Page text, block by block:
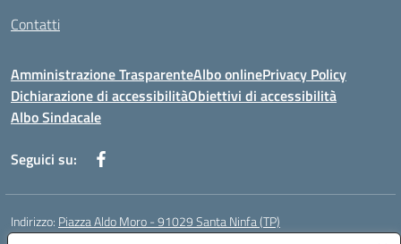
Contatti
Amministrazione TrasparenteAlbo onlinePrivacy Policy
Dichiarazione di accessibilitàObiettivi di accessibilità
Albo Sindacale
Seguici su:
Indirizzo: Piazza Aldo Moro - 91029 Santa Ninfa (TP)
Centralino: